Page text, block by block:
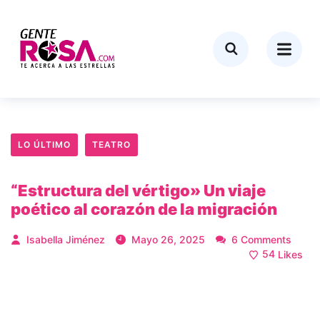
LO ÚLTIMO TEATRO
“Estructura del vértigo» Un viaje
poético al corazón de la migración
Isabella Jiménez Mayo 26, 2025
6 Comments
54 Likes